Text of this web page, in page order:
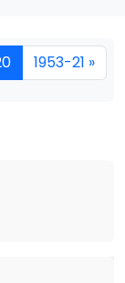
1953-21 »